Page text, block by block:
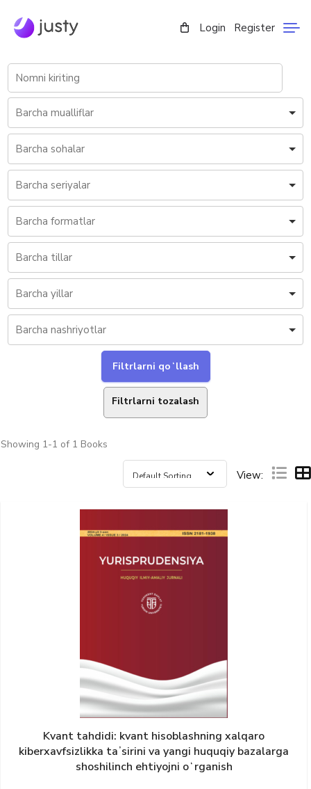
Login Register
Filtrlarni tozalash
Showing 1-1 of 1 Books
View:
Kvant tahdidi: kvant hisoblashning xalqaro
kiberxavfsizlikka taʼsirini va yangi huquqiy bazalarga
shoshilinch ehtiyojni oʻrganish